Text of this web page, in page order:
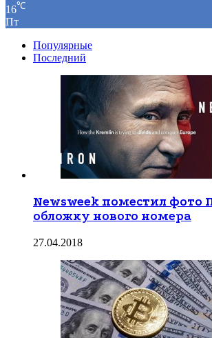
16℃
Пт
Популярные
Последний
Newsweek поместил фото
обложку нового номера
27.04.2018